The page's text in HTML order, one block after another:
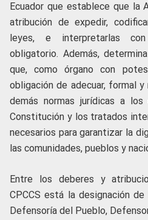
Ecuador que establece que la
atribución de expedir,
leyes, e interpretarlas con
obligatorio. Además,
que, como órgano con
obligación de adecuar, formal
demás normas jurídicas a
Constitución y los tratados
necesarios para garantizar la
las comunidades, pueblos y
Entre los deberes y
CPCCS está la designación
Defensoría del Pueblo,